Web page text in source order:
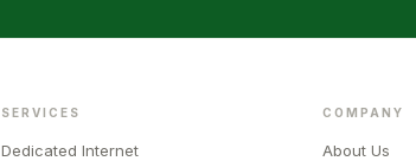
SERVICES
Dedicated Internet
COMPANY
About Us